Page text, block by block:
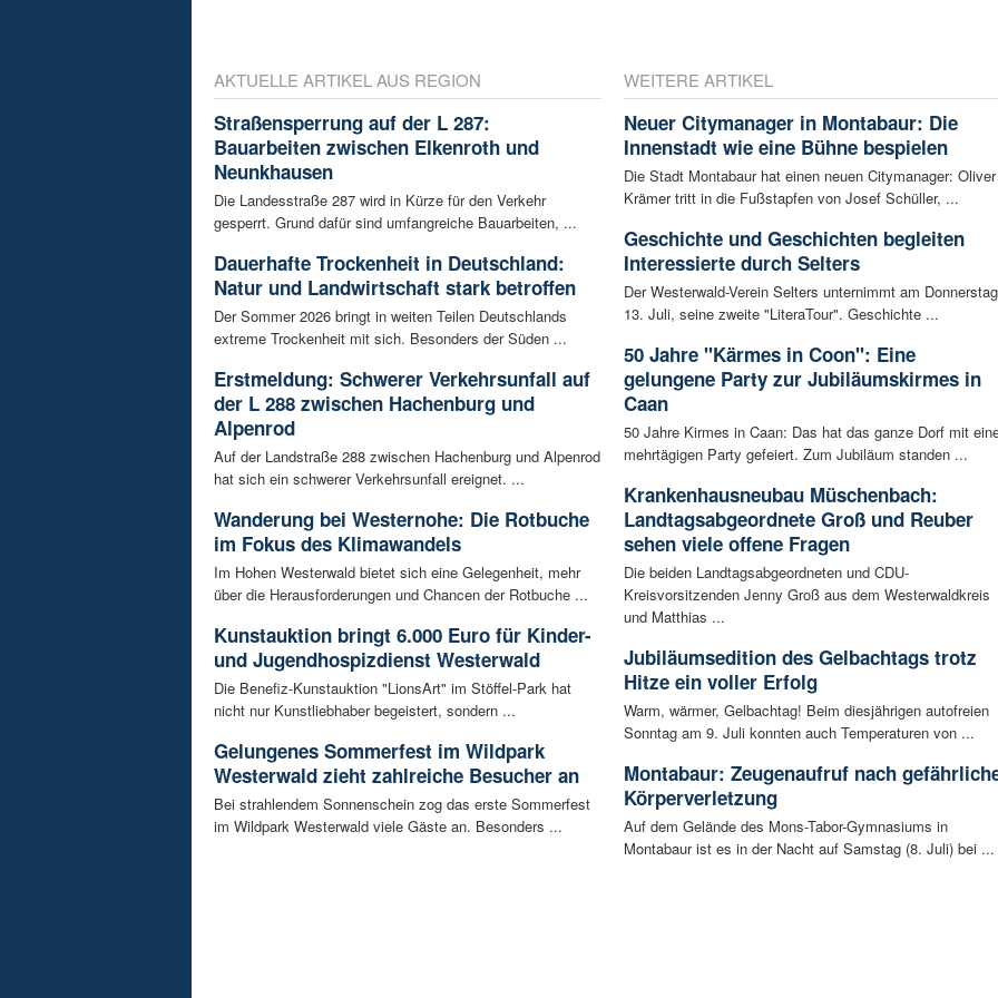
AKTUELLE ARTIKEL AUS REGION
Straßensperrung auf der L 287:
Bauarbeiten zwischen Elkenroth und
Neunkhausen
Die Landesstraße 287 wird in Kürze für den Verkehr
gesperrt. Grund dafür sind umfangreiche Bauarbeiten, ...
Dauerhafte Trockenheit in Deutschland:
Natur und Landwirtschaft stark betroffen
Der Sommer 2026 bringt in weiten Teilen Deutschlands
extreme Trockenheit mit sich. Besonders der Süden ...
Erstmeldung: Schwerer Verkehrsunfall auf
der L 288 zwischen Hachenburg und
Alpenrod
Auf der Landstraße 288 zwischen Hachenburg und Alpenrod
hat sich ein schwerer Verkehrsunfall ereignet. ...
Wanderung bei Westernohe: Die Rotbuche
im Fokus des Klimawandels
Im Hohen Westerwald bietet sich eine Gelegenheit, mehr
über die Herausforderungen und Chancen der Rotbuche ...
Kunstauktion bringt 6.000 Euro für Kinder-
und Jugendhospizdienst Westerwald
Die Benefiz-Kunstauktion "LionsArt" im Stöffel-Park hat
nicht nur Kunstliebhaber begeistert, sondern ...
Gelungenes Sommerfest im Wildpark
Westerwald zieht zahlreiche Besucher an
Bei strahlendem Sonnenschein zog das erste Sommerfest
im Wildpark Westerwald viele Gäste an. Besonders ...
WEITERE ARTIKEL
Neuer Citymanager in Montabaur: Die
Innenstadt wie eine Bühne bespielen
Die Stadt Montabaur hat einen neuen Citymanager: Oliver
Krämer tritt in die Fußstapfen von Josef Schüller, ...
Geschichte und Geschichten begleiten
Interessierte durch Selters
Der Westerwald-Verein Selters unternimmt am
13. Juli, seine zweite "LiteraTour". Geschichte ...
50 Jahre "Kärmes in Coon": Eine
gelungene Party zur Jubiläumskirmes in
Caan
50 Jahre Kirmes in Caan: Das hat das ganze Dorf mit
mehrtägigen Party gefeiert. Zum Jubiläum standen ...
Krankenhausneubau Müschenbach:
Landtagsabgeordnete Groß und Reuber
sehen viele offene Fragen
Die beiden Landtagsabgeordneten und CDU-
Kreisvorsitzenden Jenny Groß aus dem Westerwaldkreis
und Matthias ...
Jubiläumsedition des Gelbachtags trotz
Hitze ein voller Erfolg
Warm, wärmer, Gelbachtag! Beim diesjährigen autofreien
Sonntag am 9. Juli konnten auch Temperaturen von ...
Montabaur: Zeugenaufruf nach
Körperverletzung
Auf dem Gelände des Mons-Tabor-Gymnasiums in
Montabaur ist es in der Nacht auf Samstag (8. Juli) bei ...